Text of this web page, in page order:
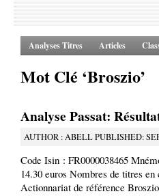
Analyses Titres Articles
Mot Clé ‘Broszio’
Analyse Passat:
AUTHOR : ABELL PUBLISHED:
Code Isin : FR0000038465
14.30 euros Nombres de titres
Actionnariat de référence